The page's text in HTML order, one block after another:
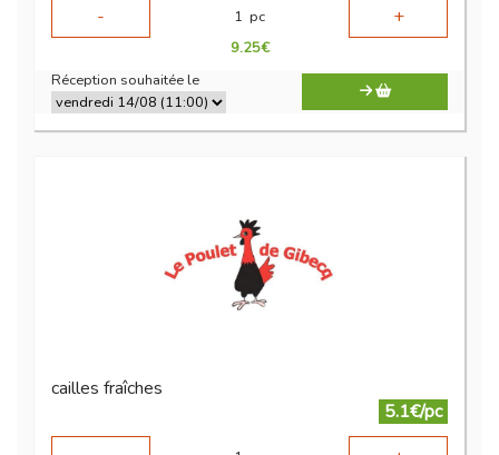
-
1 pc +
9.25€
Réception souhaitée le
cailles fraîches
5.1€/pc